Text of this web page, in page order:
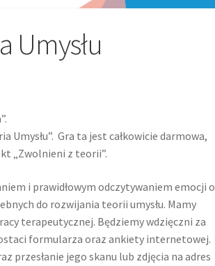
Umysłu
Umysłu”. Gra ta jest całkowicie darmowa,
„Zwolnieni z teorii”.
i prawidłowym odczytywaniem emocji
do rozwijania teorii umysłu. Mamy
terapeutycznej. Będziemy wdzięczni za
formularza oraz ankiety internetowej.
przesłanie jego skanu lub zdjęcia na adres